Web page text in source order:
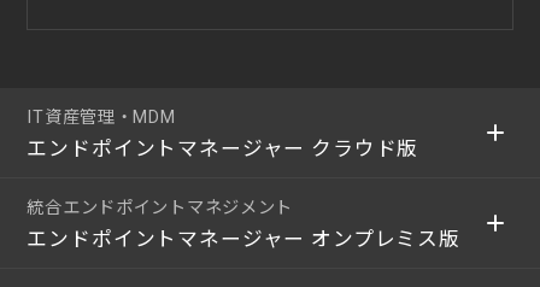
IT資産管理・MDM
エンドポイントマネージャー クラウド版
統合エンドポイントマネジメント
エンドポイントマネージャー オンプレミス版